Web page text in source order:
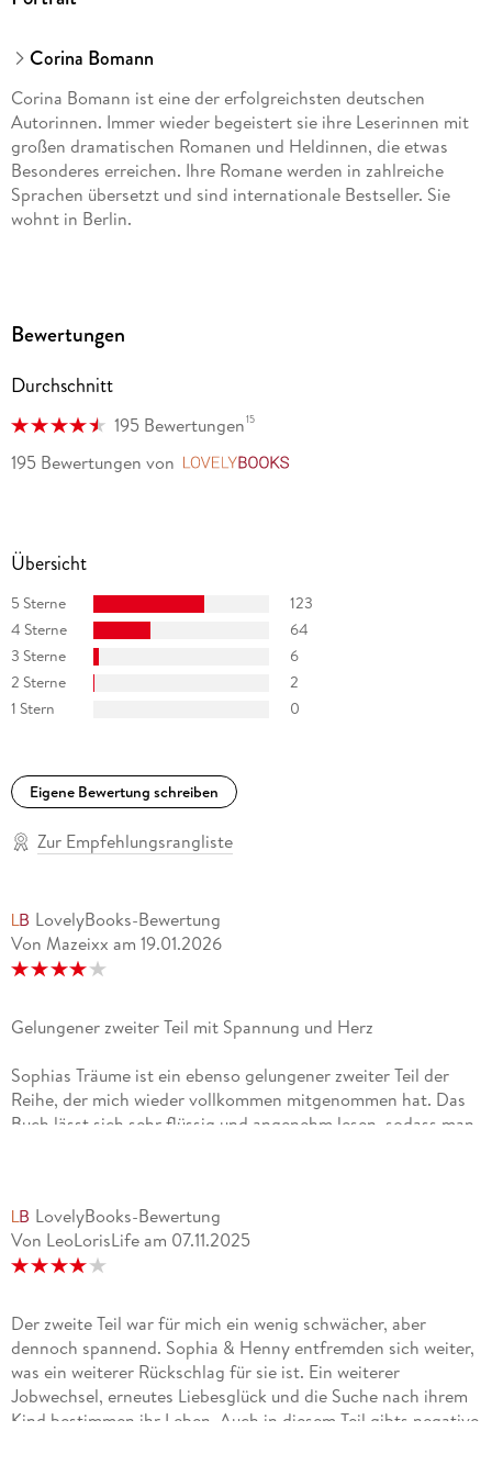
Corina Bomann
Corina Bomann ist eine der erfolgreichsten deutschen
Autorinnen. Immer wieder begeistert sie ihre Leserinnen mit
großen dramatischen Romanen und Heldinnen, die etwas
Besonderes erreichen. Ihre Romane werden in zahlreiche
Sprachen übersetzt und sind internationale Bestseller. Sie
wohnt in Berlin.
Bewertungen
Durchschnitt
195 Bewertungen15
195 Bewertungen von
Übersicht
5 Sterne
123
4 Sterne
64
3 Sterne
6
2 Sterne
2
1 Stern
0
Eigene Bewertung schreiben
Zur Empfehlungsrangliste
LovelyBooks-Bewertung
Von Mazeixx am 19.01.2026
Gelungener zweiter Teil mit Spannung und Herz
Sophias Träume ist ein ebenso gelungener zweiter Teil der
Reihe, der mich wieder vollkommen mitgenommen hat. Das
Buch lässt sich sehr flüssig und angenehm lesen, sodass man
möchte. Besonders der einfühlsame und bildhafte Schreibstil
von Corina Bomann hat mir erneut sehr gut gefallen.Das
Ende ist sehr spannend und macht es unmöglich, nicht sofort
mit dem dritten Teil beginnen und bin sehr gespannt, wie
Sophias Geschichte weitergeht ¿
LovelyBooks-Bewertung
Von LeoLorisLife am 07.11.2025
Der zweite Teil war für mich ein wenig schwächer, aber
dennoch spannend. Sophia & Henny entfremden sich weiter,
was ein weiterer Rückschlag für sie ist. Ein weiterer
Jobwechsel, erneutes Liebesglück und die Suche nach ihrem
Kind bestimmen ihr Leben. Auch in diesem Teil gibts negative